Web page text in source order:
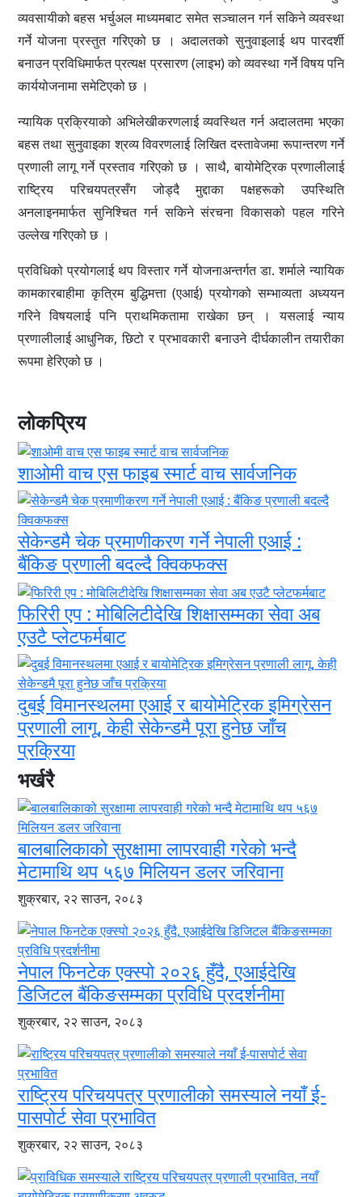
व्यवसायीको बहस भर्चुअल माध्यमबाट समेत सञ्चालन गर्न सकिने व्यवस्था
गर्ने योजना प्रस्तुत गरिएको छ । अदालतको सुनुवाइलाई थप पारदर्शी
बनाउन प्रविधिमार्फत प्रत्यक्ष प्रसारण (लाइभ) को व्यवस्था गर्ने विषय पनि
कार्ययोजनामा समेटिएको छ ।
न्यायिक प्रक्रियाको अभिलेखीकरणलाई व्यवस्थित गर्न अदालतमा भएका
बहस तथा सुनुवाइका श्रव्य विवरणलाई लिखित दस्तावेजमा रूपान्तरण गर्ने
प्रणाली लागू गर्ने प्रस्ताव गरिएको छ । साथै, बायोमेट्रिक प्रणालीलाई
राष्ट्रिय परिचयपत्रसँग जोड्दै मुद्दाका पक्षहरूको उपस्थिति
अनलाइनमार्फत सुनिश्चित गर्न सकिने संरचना विकासको पहल गरिने
उल्लेख गरिएको छ ।
प्रविधिको प्रयोगलाई थप विस्तार गर्ने योजनाअन्तर्गत डा. शर्माले न्यायिक
कामकारबाहीमा कृत्रिम बुद्धिमत्ता (एआई) प्रयोगको सम्भाव्यता अध्ययन
गरिने विषयलाई पनि प्राथमिकतामा राखेका छन् । यसलाई न्याय
प्रणालीलाई आधुनिक, छिटो र प्रभावकारी बनाउने दीर्घकालीन तयारीका
रूपमा हेरिएको छ ।
लोकप्रिय
शाओमी वाच एस फाइब स्मार्ट वाच सार्वजनिक
सेकेन्डमै चेक प्रमाणीकरण गर्ने नेपाली एआई :
बैंकिङ प्रणाली बदल्दै क्विकफक्स
फिरिरी एप : मोबिलिटीदेखि शिक्षासम्मका सेवा अब
एउटै प्लेटफर्मबाट
दुबई विमानस्थलमा एआई र बायोमेट्रिक इमिग्रेसन
प्रणाली लागू, केही सेकेन्डमै पूरा हुनेछ जाँच
प्रक्रिया
भर्खरै
बालबालिकाको सुरक्षामा लापरवाही गरेको भन्दै
मेटामाथि थप ५६७ मिलियन डलर जरिवाना
शुक्रबार, २२ साउन, २०८३
नेपाल फिनटेक एक्स्पो २०२६ हुँदै, एआईदेखि
डिजिटल बैंकिङसम्मका प्रविधि प्रदर्शनीमा
शुक्रबार, २२ साउन, २०८३
राष्ट्रिय परिचयपत्र प्रणालीको समस्याले नयाँ ई-
पासपोर्ट सेवा प्रभावित
शुक्रबार, २२ साउन, २०८३